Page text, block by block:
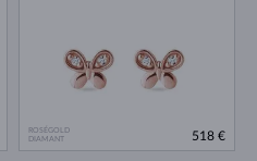
ROSÉGOLD
DIAMANT
518 €